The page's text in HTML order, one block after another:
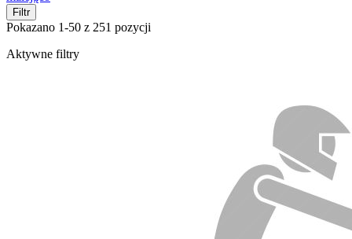
Filtr
Pokazano 1-50 z 251 pozycji
Aktywne filtry